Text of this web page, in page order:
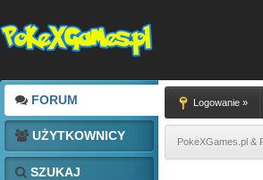
FORUM
UŻYTKOWNICY
SZUKAJ
Logowanie »
PokeXGames.pl &